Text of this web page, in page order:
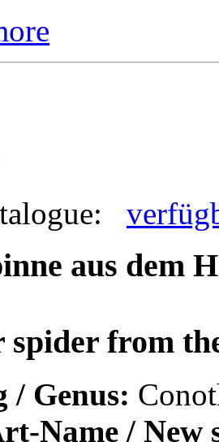
aus dem
spider from
/ Genus:
Name / New